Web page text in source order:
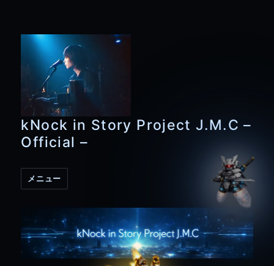
kNock in Story Project J.M.C –
Official –
メニュー